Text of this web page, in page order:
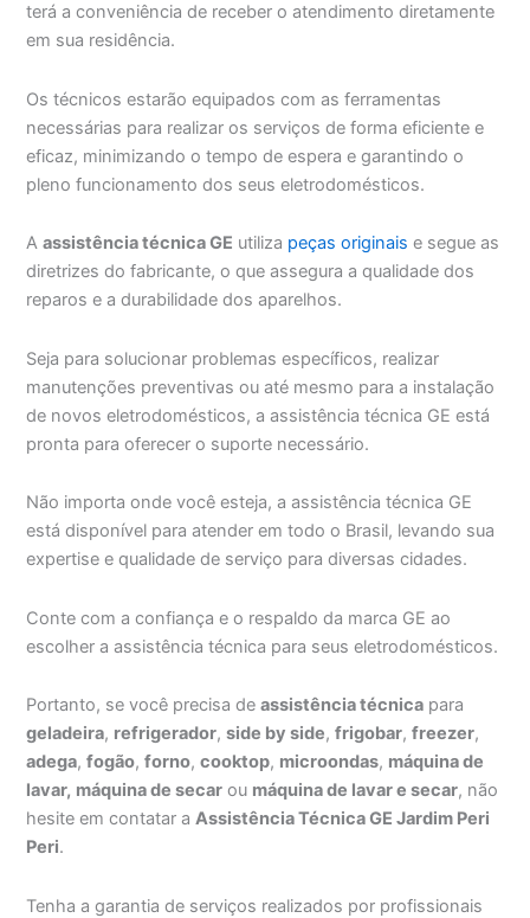
terá a conveniência de receber o atendimento diretamente
em sua residência.
Os técnicos estarão equipados com as ferramentas
necessárias para realizar os serviços de forma eficiente e
eficaz, minimizando o tempo de espera e garantindo o
pleno funcionamento dos seus eletrodomésticos.
Aassistência técnica GE utiliza peças originais e segue as
diretrizes do fabricante, o que assegura a qualidade dos
reparos e a durabilidade dos aparelhos.
Seja para solucionar problemas específicos, realizar
manutenções preventivas ou até mesmo para a instalação
de novos eletrodomésticos, a assistência técnica GE está
pronta para oferecer o suporte necessário.
Não importa onde você esteja, a assistência técnica GE
está disponível para atender em todo o Brasil, levando sua
expertise e qualidade de serviço para diversas cidades.
Conte com a confiança e o respaldo da marca GE ao
escolher a assistência técnica para seus eletrodomésticos.
Portanto, se você precisa deassistência técnica para
geladeira, refrigerador,side by side,frigobar,freezer,
adega,fogão,forno,cooktop, microondas, máquina de
lavar, máquina de secar ou máquina de lavar e secar, não
hesite em contatar aAssistência Técnica GE Jardim Peri
Peri.
Tenha a garantia de serviços realizados por profissionais